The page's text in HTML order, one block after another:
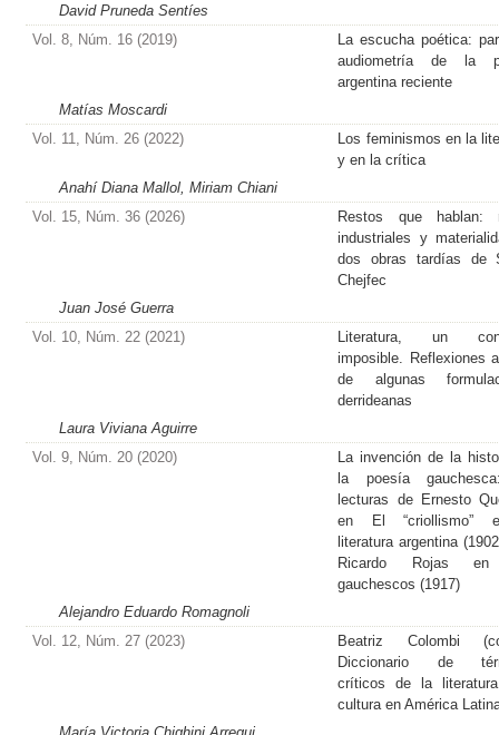
David Pruneda Sentíes
Vol. 8, Núm. 16 (2019)
La escucha poética:
audiometría de la
argentina reciente
Matías Moscardi
Vol. 11, Núm. 26 (2022)
Los feminismos en la
y en la crítica
Anahí Diana Mallol, Miriam Chiani
Vol. 15, Núm. 36 (2026)
Restos que hablan:
industriales y
dos obras tardías de
Chejfec
Juan José Guerra
Vol. 10, Núm. 22 (2021)
Literatura, un
imposible. Reflexiones
de algunas
derrideanas
Laura Viviana Aguirre
Vol. 9, Núm. 20 (2020)
La invención de la
la poesía
lecturas de Ernesto
en El “criollismo”
literatura argentina
Ricardo Rojas
gauchescos (1917)
Alejandro Eduardo Romagnoli
Vol. 12, Núm. 27 (2023)
Beatriz Colombi
Diccionario de
críticos de la
cultura en América